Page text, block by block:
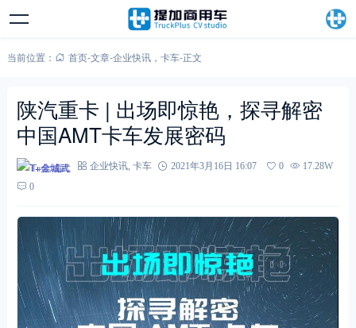
当前位置： 首页-文章-企业快讯， 卡车-正文
陕汽重卡 | 出场即惊艳，探寻解密
中国AMT卡车发展密码
T+金城武 企业快讯, 卡车 2021年3月16日 16:07 0
17.28W
0